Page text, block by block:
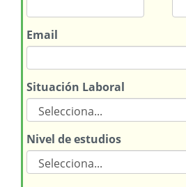
Email
Situación Laboral
Nivel de estudios